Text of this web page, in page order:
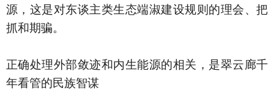
源，这是对东谈主类生态端淑建设规则的理会、把
抓和期骗。
正确处理外部敛迹和内生能源的相关，是翠云廊千
年看管的民族智谋